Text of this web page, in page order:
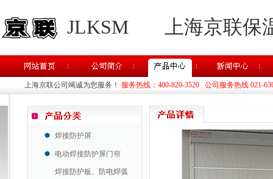
JLKSM 上海京联
上海京联公司竭诚为您服务！ 服务热线：400-820-3520 公司服务热线 021-
焊接防护屏
电动焊接防护屏门帘
焊接防护板、防电焊弧